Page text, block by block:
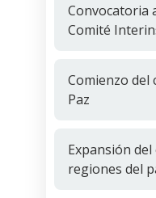
Convocatoria
Comité
Comienzo del
Paz
Expansión
regiones del